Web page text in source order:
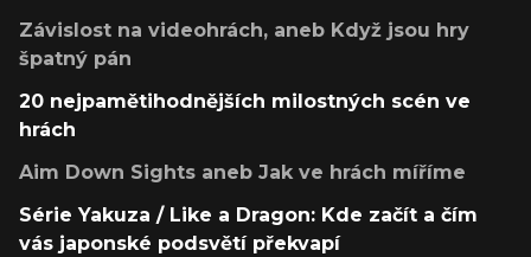
Závislost na videohrách, aneb Když jsou hry
špatný pán
20 nejpamětihodnějších milostných scén ve
hrách
Aim Down Sights aneb Jak ve hrách míříme
Série Yakuza / Like a Dragon: Kde začít a čím
vás japonské podsvětí překvapí